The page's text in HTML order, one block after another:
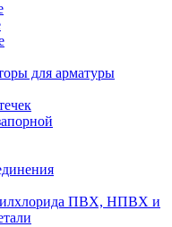
для арматуры
ПВХ, НПВХ и